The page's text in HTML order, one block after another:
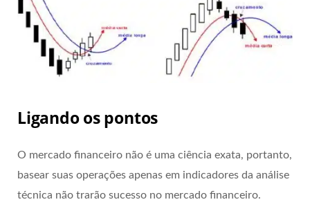
Ligando os pontos
O mercado financeiro não é uma ciência exata, portanto,
basear suas operações apenas em indicadores da análise
técnica não trarão sucesso no mercado financeiro.